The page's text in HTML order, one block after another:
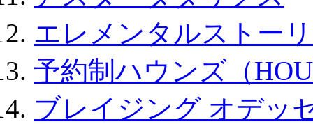
エレメンタルストー
予約制ハウンズ（
ブレイジング オデッ